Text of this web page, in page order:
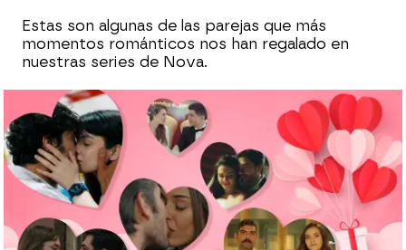
Estas son algunas de las parejas que más
momentos románticos nos han regalado en
nuestras series de Nova.